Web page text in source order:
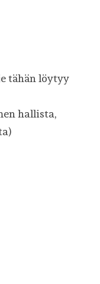
tähän löytyy
hallista,